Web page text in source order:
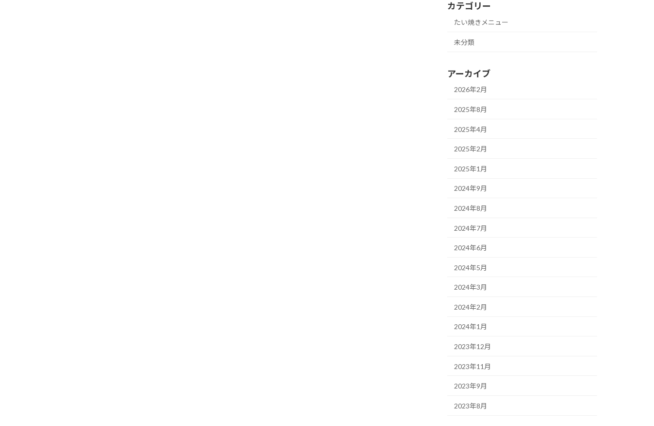
カテゴリー
たい焼きメニュー
未分類
アーカイブ
2026年2月
2025年8月
2025年4月
2025年2月
2025年1月
2024年9月
2024年8月
2024年7月
2024年6月
2024年5月
2024年3月
2024年2月
2024年1月
2023年12月
2023年11月
2023年9月
2023年8月